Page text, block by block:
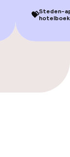
💝Steden-